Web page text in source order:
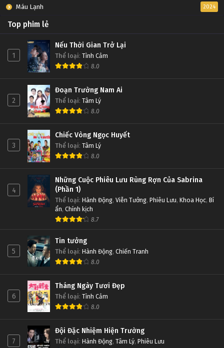
Máu Lạnh 2024
Top phim lẻ
1
Nếu Thời Gian Trở Lại
Thể loại: Tình Cảm
8.0
2
Đoạn Trường Nam Ai
Thể loại: Tâm Lý
8.0
3
Chiếc Vòng Ngọc Huyết
Thể loại: Tâm Lý
8.0
4
Những Cuộc Phiêu Lưu Rùng Rợn Của Sabrina
(Phần 1)
Thể loại: Hành Động, Viễn Tưởng, Phiêu Lưu, Khoa Học, Bí
ẩn, Chính kịch
8.7
5
Tin tưởng
Thể loại: Hành Động, Chiến Tranh
8.0
6
Tháng Ngày Tươi Đẹp
Thể loại: Tình Cảm
8.0
7
Đội Đặc Nhiệm Hiện Trường
Thể loại: Hành Động, Tâm Lý, Phiêu Lưu